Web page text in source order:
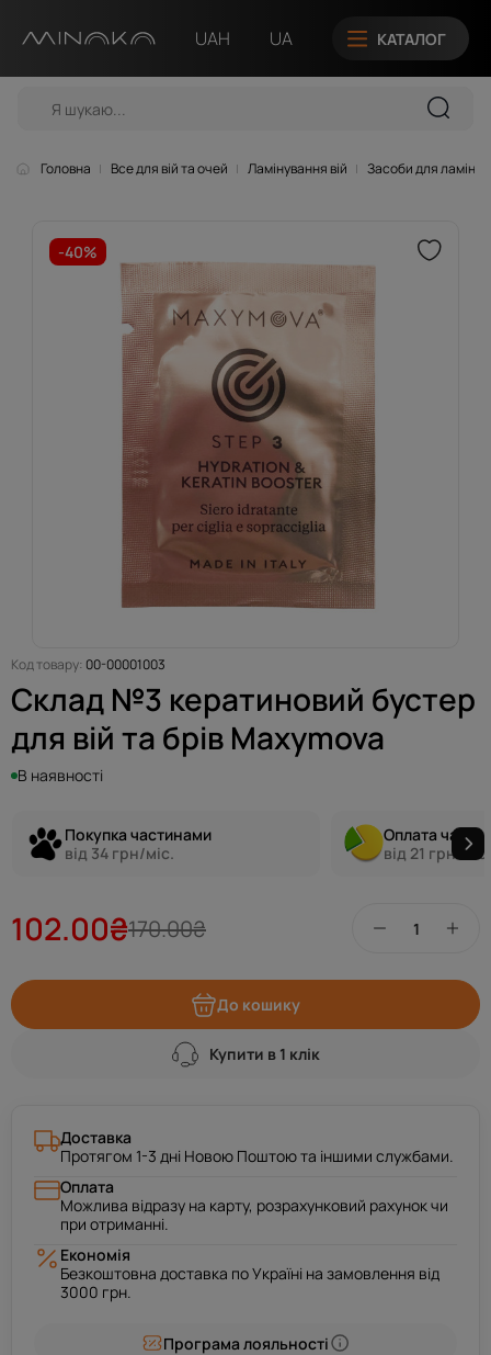
UAH UA КАТАЛОГ
Головна Все для вій та очей Ламінування вій Засоби для
-40%
Код товару: 00-00001003
Склад №3 кератиновий бустер
для вій та брів Maxymova
В наявності
Покупка частинами
від 34 грн/міс.
Оплата
від 21 грн/міс.
170.00₴
102.00₴
До кошику
Купити в 1 клік
Доставка
Протягом 1-3 дні Новою Поштою та іншими службами.
Оплата
Можлива відразу на карту, розрахунковий рахунок чи
при отриманні.
Економія
Безкоштовна доставка по Україні на замовлення від
3000 грн.
Програма лояльності